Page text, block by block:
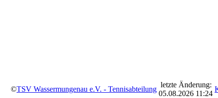
©TSV Wassermungenau e.V. - Tennisabteilung
letzte Änderung:
05.08.2026 11:24